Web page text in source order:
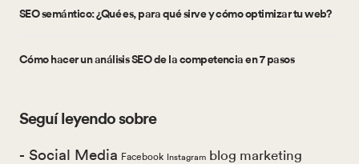
SEO semántico: ¿Qué es, para qué sirve y cómo optimizar tu web?
Cómo hacer un análisis SEO de la competencia en 7 pasos
Seguí leyendo sobre
- Social Media Facebook Instagram
blog marketing